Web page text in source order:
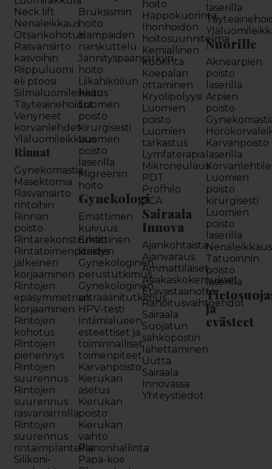
Neck lift
Nenäleikkaus
Otsankohotus
Rasvansiirto
kasvoihin
Riippuluomi
eli ptoosi
Silmäluomileikkaus
Täyteainehoidot
Venyneet
korvanlehdet
Yläluomileikkaus
Rinnat
Gynekomastia
Masektomia
Rasvansiirto
rintoihin
Rinnan
poisto
Rintarekonstruktio
Rintatoimenpiteiden
jälkeinen
korjaaminen
Rintojen
epäsymmetrian
korjaaminen
Rintojen
kohotus
Rintojen
pienennys
Rintojen
suurennus
Rintojen
suurennus
rasvansiirrolla
Rintojen
suurennus
rintaimplanteilla
Silikoni-
Bruksismin
hoito
Hampaiden
narskuttelu
Jännityspäänsärkyn
hoito
Liikahikoilun
hoito
Luomen
poisto
kirurgisesti
Luomen
poisto
laserilla
Migreenin
hoito
Gynekologi
Emättimen
kuivuus
Emättinen
kiristys
Gynekologinen
perustutkimus
Gynekologinen
ultraäänitutkimus
HPV-testi
Intiimialueen
esteettiset ja
toiminnalliset
toimenpiteet
Karvanpoisto
Kierukan
asetus
Kierukan
poisto
Kierukan
vaihto
Painonhallinta
Papa-koe
hoito
Happokuorinta
Ihonhoidon
hoitosuunnitelma
Kemiallinen
kuorinta
Koepalan
ottaminen
Kryolipolyysi
Luomien
poisto
Luomien
tarkastus
Lymfaterapia
Mikroneulaus
PDT
Profhilo
TCA
Sairaala
Innova
Ajankohtaista
Ajanvaraus
Ammattilaiset
Asiakaskokemukset
Etävastaanotto
Rahoitusvaihtoehdot
Sairaala
Suojatun
sähköpostin
lähettäminen
Uutta
Sairaala
Innovassa
Yhteystiedot
laserilla
Nuorille
Aknearpien
poisto
laserilla
Arpien
poisto
Karvanpoisto
laserilla
Luomien
poisto
kirurgisesti
Luomien
poisto
laserilla
Nenäleikkaus
Tatuoinnin
poisto
laserilla
ja
evästeet